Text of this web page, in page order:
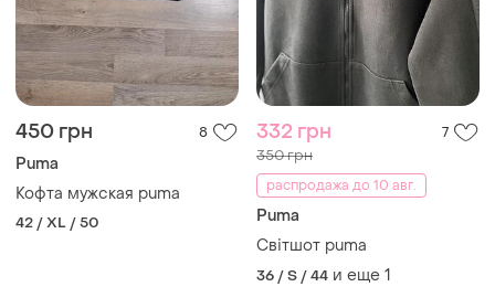
450 грн 8
Puma
Кофта мужская puma
42 / XL / 50
332 грн 7
350 грн
распродажа до 10 авг.
Puma
Світшот puma
36 / S / 44 и еще 1